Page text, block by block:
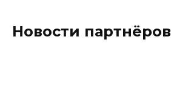
Новости партнёров